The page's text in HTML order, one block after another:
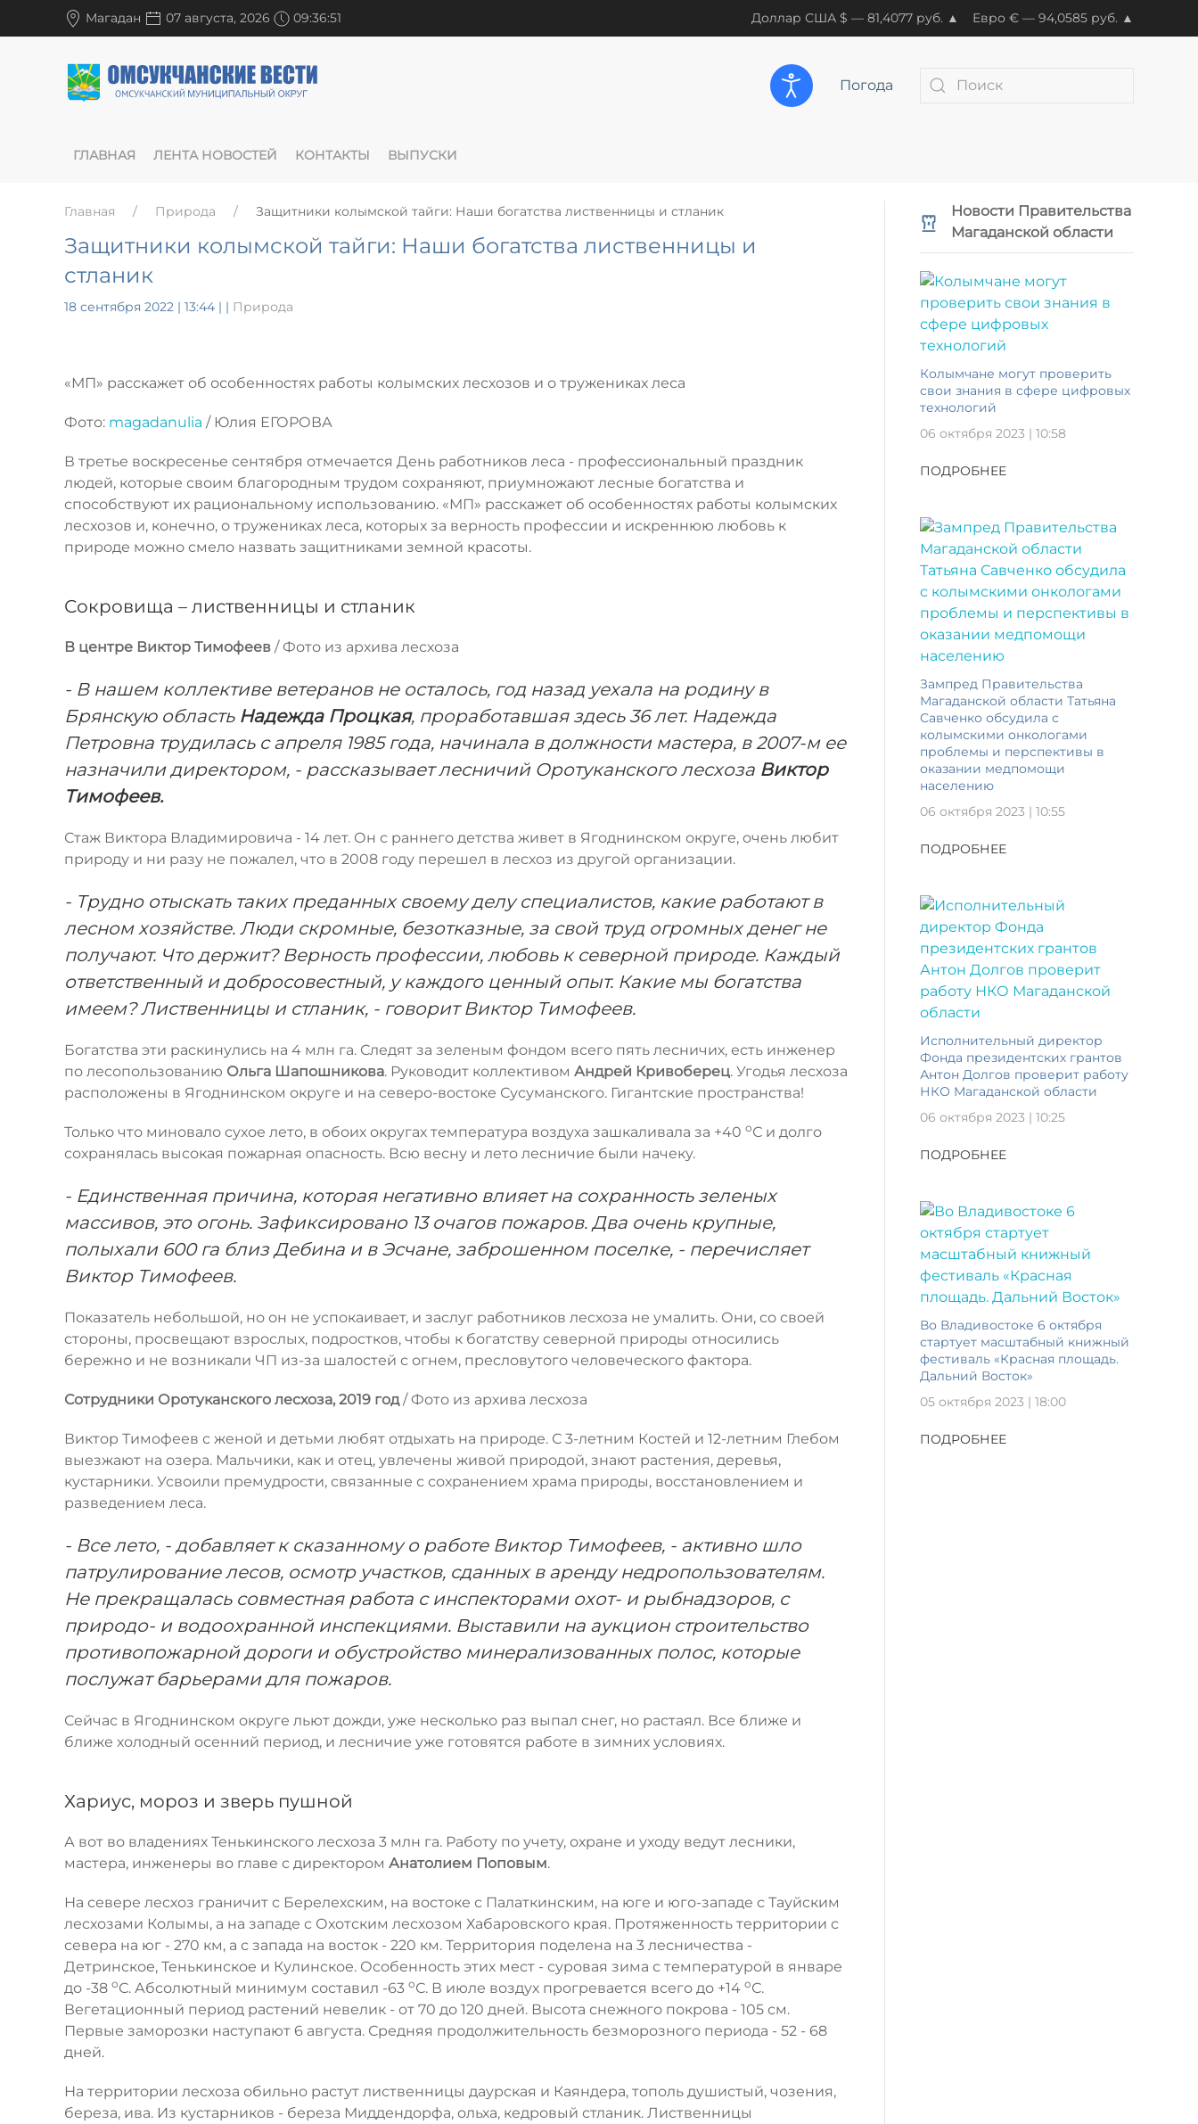
Магадан 07 августа, 2026 09:36:52 Доллар США $ — 81,4077 руб. ▲ Евро € — 94,0585 руб. ▲
Погода
ГЛАВНАЯ ЛЕНТА НОВОСТЕЙ КОНТАКТЫ ВЫПУСКИ
Главная Природа Защитники колымской тайги: Наши богатства лиственницы и стланик
Защитники колымской тайги: Наши богатства лиственницы и
стланик
18 сентября 2022 | 13:44 | | Природа
«МП» расскажет об особенностях работы колымских лесхозов и о тружениках леса
Фото: magadanulia / Юлия ЕГОРОВА
В третье воскресенье сентября отмечается День работников леса - профессиональный праздник
людей, которые своим благородным трудом сохраняют, приумножают лесные богатства и
способствуют их рациональному использованию. «МП» расскажет об особенностях работы колымских
лесхозов и, конечно, о тружениках леса, которых за верность профессии и искреннюю любовь к
природе можно смело назвать защитниками земной красоты.
Сокровища – лиственницы и стланик
В центре Виктор Тимофеев / Фото из архива лесхоза
- В нашем коллективе ветеранов не осталось, год назад уехала на родину в
Брянскую область Надежда Процкая, проработавшая здесь 36 лет. Надежда
Петровна трудилась с апреля 1985 года, начинала в должности мастера, в 2007-м ее
назначили директором, - рассказывает лесничий Оротуканского лесхоза Виктор
Тимофеев.
Стаж Виктора Владимировича - 14 лет. Он с раннего детства живет в Ягоднинском округе, очень любит
природу и ни разу не пожалел, что в 2008 году перешел в лесхоз из другой организации.
- Трудно отыскать таких преданных своему делу специалистов, какие работают в
лесном хозяйстве. Люди скромные, безотказные, за свой труд огромных денег не
получают. Что держит? Верность профессии, любовь к северной природе. Каждый
ответственный и добросовестный, у каждого ценный опыт. Какие мы богатства
имеем? Лиственницы и стланик, - говорит Виктор Тимофеев.
Богатства эти раскинулись на 4 млн га. Следят за зеленым фондом всего пять лесничих, есть инженер
по лесопользованию Ольга Шапошникова. Руководит коллективом Андрей Кривоберец. Угодья лесхоза
расположены в Ягоднинском округе и на северо-востоке Сусуманского. Гигантские пространства!
Только что миновало сухое лето, в обоих округах температура воздуха зашкаливала за +40 оС и долго
сохранялась высокая пожарная опасность. Всю весну и лето лесничие были начеку.
- Единственная причина, которая негативно влияет на сохранность зеленых
массивов, это огонь. Зафиксировано 13 очагов пожаров. Два очень крупные,
полыхали 600 га близ Дебина и в Эсчане, заброшенном поселке, - перечисляет
Виктор Тимофеев.
Показатель небольшой, но он не успокаивает, и заслуг работников лесхоза не умалить. Они, со своей
стороны, просвещают взрослых, подростков, чтобы к богатству северной природы относились
бережно и не возникали ЧП из-за шалостей с огнем, пресловутого человеческого фактора.
Сотрудники Оротуканского лесхоза, 2019 год/ Фото из архива лесхоза
Виктор Тимофеев с женой и детьми любят отдыхать на природе. С 3-летним Костей и 12-летним Глебом
выезжают на озера. Мальчики, как и отец, увлечены живой природой, знают растения, деревья,
кустарники. Усвоили премудрости, связанные с сохранением храма природы, восстановлением и
разведением леса.
- Все лето, - добавляет к сказанному о работе Виктор Тимофеев, - активно шло
патрулирование лесов, осмотр участков, сданных в аренду недропользователям.
Не прекращалась совместная работа с инспекторами охот- и рыбнадзоров, с
природо- и водоохранной инспекциями. Выставили на аукцион строительство
противопожарной дороги и обустройство минерализованных полос, которые
послужат барьерами для пожаров.
Сейчас в Ягоднинском округе льют дожди, уже несколько раз выпал снег, но растаял. Все ближе и
ближе холодный осенний период, и лесничие уже готовятся работе в зимних условиях.
Хариус, мороз и зверь пушной
А вот во владениях Тенькинского лесхоза 3 млн га. Работу по учету, охране и уходу ведут лесники,
мастера, инженеры во главе с директором Анатолием Поповым.
На севере лесхоз граничит с Берелехским, на востоке с Палаткинским, на юге и юго-западе с Тауйским
лесхозами Колымы, а на западе с Охотским лесхозом Хабаровского края. Протяженность территории с
севера на юг - 270 км, а с запада на восток - 220 км. Территория поделена на 3 лесничества -
Детринское, Тенькинское и Кулинское. Особенность этих мест - суровая зима с температурой в январе
до -38 оС. Абсолютный минимум составил -63 оС. В июле воздух прогревается всего до +14 оС.
Вегетационный период растений невелик - от 70 до 120 дней. Высота снежного покрова - 105 см.
Первые заморозки наступают 6 августа. Средняя продолжительность безморозного периода - 52 - 68
дней.
На территории лесхоза обильно растут лиственницы даурская и Каяндера, тополь душистый, чозения,
береза, ива. Из кустарников - береза Миддендорфа, ольха, кедровый стланик. Лиственницы
Новости Правительства
Магаданской области
Колымчане могут проверить
свои знания в сфере цифровых
технологий
06 октября 2023 | 10:58
ПОДРОБНЕЕ
Зампред Правительства
Магаданской области Татьяна
Савченко обсудила с
колымскими онкологами
проблемы и перспективы в
оказании медпомощи
населению
06 октября 2023 | 10:55
ПОДРОБНЕЕ
Исполнительный директор
Фонда президентских грантов
Антон Долгов проверит работу
НКО Магаданской области
06 октября 2023 | 10:25
ПОДРОБНЕЕ
Во Владивостоке 6 октября
стартует масштабный книжный
фестиваль «Красная площадь.
Дальний Восток»
05 октября 2023 | 18:00
ПОДРОБНЕЕ